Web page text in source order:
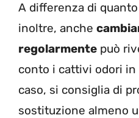
A differenza di
inoltre, anche
regolarmente può
conto i cattivi odori in
caso, si consiglia di
sostituzione almeno